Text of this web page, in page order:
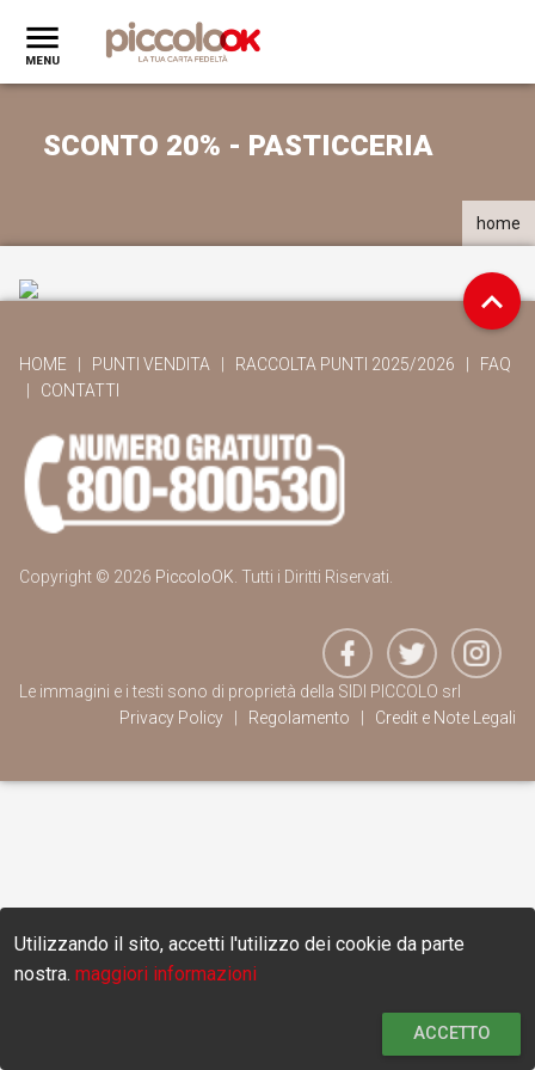
SCONTO 20% - PASTICCERIA
home
HOME PUNTI VENDITA RACCOLTA PUNTI 2025/2026
FAQ
CONTATTI
Copyright © 2026 PiccoloOK . Tutti i Diritti Riservati.
Le immagini e i testi sono di proprietà della SIDI PICCOLO srl
Privacy Policy
Regolamento Credit e Note Legali
Utilizzando il sito, accetti l'utilizzo dei cookie da parte
nostra. maggiori informazioni
ACCETTO